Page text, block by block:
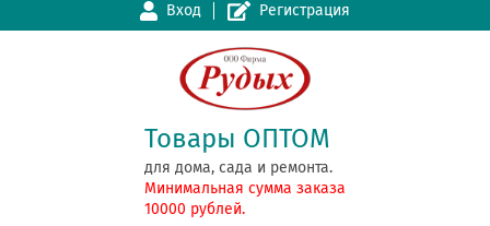
Вход
Регистрация
Товары ОПТОМ
для дома, сада и ремонта.
Минимальная сумма заказа
10000 рублей.